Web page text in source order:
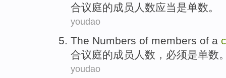
合议庭的成员 人数应当是单数。
youdao
The Numbers of members of a
合议庭的成员 人数 ， 必须是单数
youdao